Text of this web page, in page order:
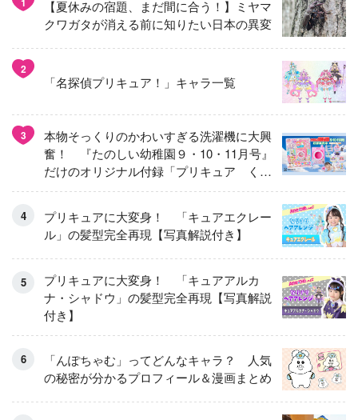
【夏休みの宿題、まだ間に合う！】ミヤマ
クワガタが消える前に知りたい日本の異変
2
「名探偵プリキュア！」キャラ一覧
3
本物そっくりのかわいすぎる洗濯機に大興
奮！ 『たのしい幼稚園９・10・11月号』
だけのオリジナル付録「プリキュア くる
くるせんたくき」
プリキュアに大変身！ 「キュアエクレー
ル」の髪型完全再現【写真解説付き】
プリキュアに大変身！ 「キュアアルカ
ナ・シャドウ」の髪型完全再現【写真解説
付き】
「んぽちゃむ」ってどんなキャラ？ 人気
の秘密が分かるプロフィール＆漫画まとめ